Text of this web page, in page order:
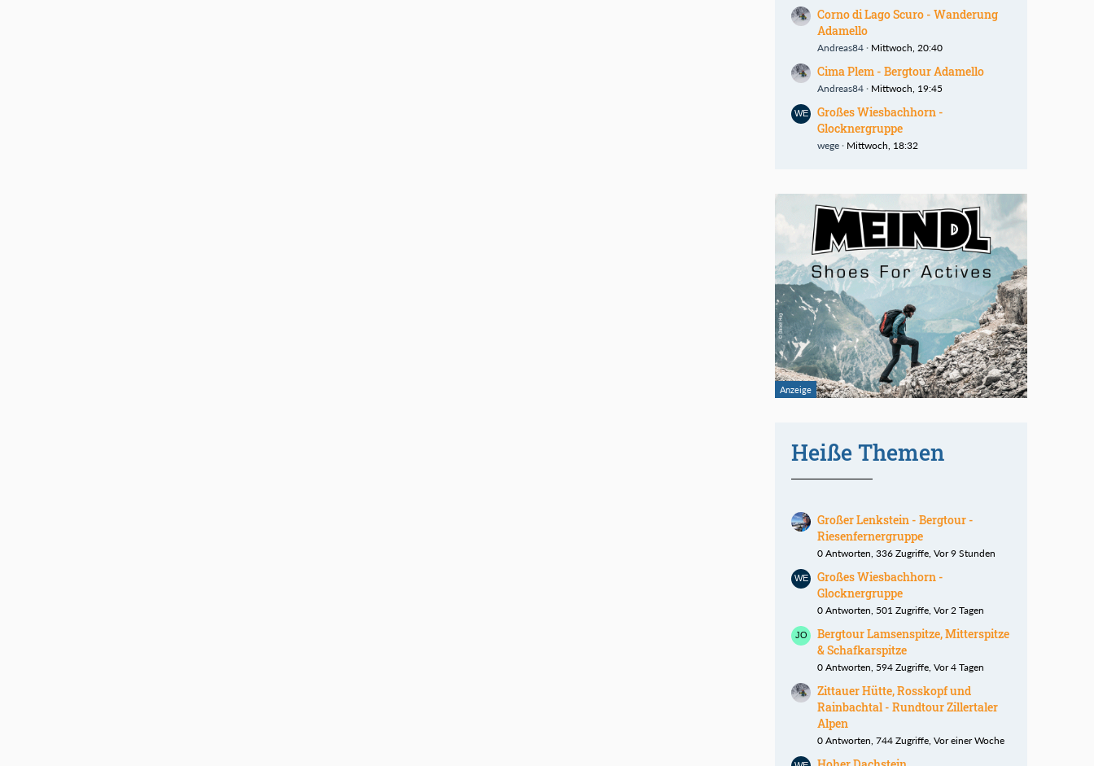
Corno di Lago Scuro - Wanderung
Adamello
Andreas84 Mittwoch, 20:40
Cima Plem - Bergtour Adamello
Andreas84 Mittwoch, 19:45
Großes Wiesbachhorn -
Glocknergruppe
wege Mittwoch, 18:32
Heiße Themen
Großer Lenkstein - Bergtour -
Riesenfernergruppe
0 Antworten, 336 Zugriffe, Vor 9 Stunden
Großes Wiesbachhorn -
Glocknergruppe
0 Antworten, 501 Zugriffe, Vor 2 Tagen
Bergtour Lamsenspitze, Mitterspitze
& Schafkarspitze
0 Antworten, 594 Zugriffe, Vor 4 Tagen
Zittauer Hütte, Rosskopf und
Rainbachtal - Rundtour Zillertaler
Alpen
0 Antworten, 744 Zugriffe, Vor einer Woche